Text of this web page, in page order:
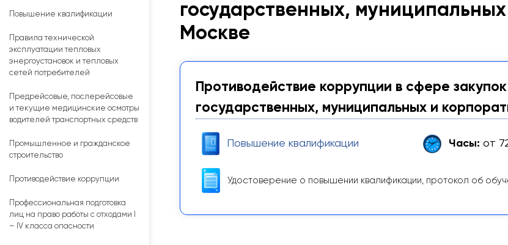
Повышение квалификации
Правила технической
эксплуатации тепловых
энергоустановок и тепловых
сетей потребителей
Предрейсовые, послерейсовые
и текущие медицинские осмотры
водителей транспортных средств
Промышленное и гражданское
строительство
Противодействие коррупции
Профессиональная подготовка
лиц на право работы с отходами I
– IV класса опасности
государственных,
Москве
Противодействие коррупции в сфере
государственных, муниципальных и
Повышение квалификации Часы: от
Удостоверение о повышении квалификации, протокол об